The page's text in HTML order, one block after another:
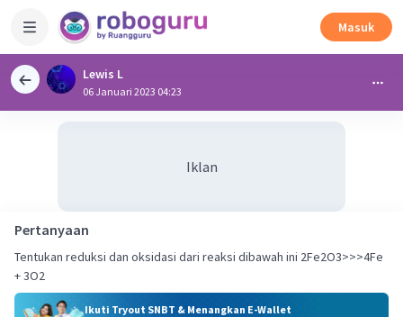
Masuk
Lewis L
06 Januari 2023 04:23
Iklan
Pertanyaan
Tentukan reduksi dan oksidasi dari reaksi dibawah ini 2Fe2O3>>>4Fe
+ 3O2
Ikuti Tryout SNBT & Menangkan E-Wallet